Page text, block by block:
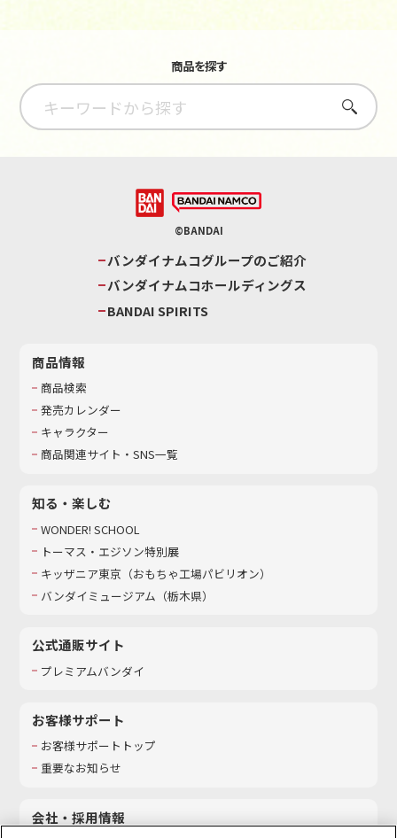
商品を探す
さがす
©BANDAI
バンダイナムコグループのご紹介
バンダイナムコホールディングス
BANDAI SPIRITS
商品情報
商品検索
発売カレンダー
キャラクター
商品関連サイト・SNS一覧
知る・楽しむ
WONDER! SCHOOL
トーマス・エジソン特別展
キッザニア東京（おもちゃ工場パビリオン）​
バンダイミュージアム（栃木県）
公式通販サイト
プレミアムバンダイ
お客様サポート
お客様サポートトップ
重要なお知らせ
会社・採用情報